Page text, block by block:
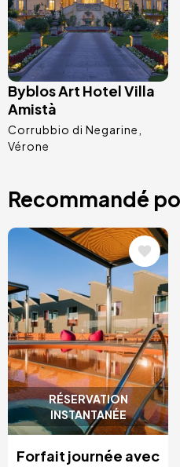
Byblos Art Hotel Villa
Amistà
Corrubbio di Negarine
Vérone
Recommandé
RÉSERVATION
INSTANTANÉE
Image
Forfait journée avec